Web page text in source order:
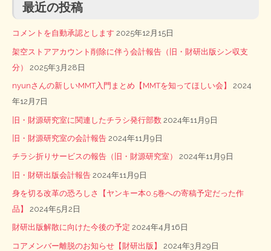
最近の投稿
コメントを自動承認とします 2025年12月15日
架空ストアアカウント削除に伴う会計報告（旧・財研出版シン収支
分）
2025年3月28日
nyunさんの新しいMMT入門まとめ【MMTを知ってほしい会】
2024
年12月7日
旧・財源研究室に関連したチラシ発行部数 2024年11月9日
旧・財源研究室の会計報告 2024年11月9日
チラシ折りサービスの報告（旧・財源研究室） 2024年11月9日
旧・財研出版会計報告 2024年11月9日
身を切る改革の恐ろしさ【ヤンキー本0.5巻への寄稿予定だった作
品】
2024年5月2日
財研出版解散に向けた今後の予定 2024年4月16日
コアメンバー離脱のお知らせ【財研出版】 2024年3月29日